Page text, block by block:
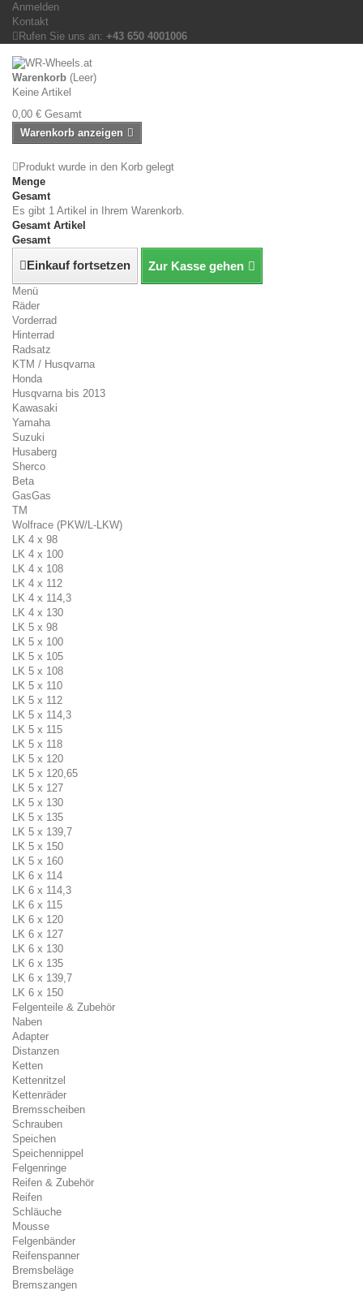
Anmelden
Kontakt
Rufen Sie uns an: +43 650 4001006
Warenkorb (Leer)
Keine Artikel
0,00 € Gesamt
Warenkorb anzeigen
Produkt wurde in den Korb gelegt
Menge
Gesamt
Es gibt 1 Artikel in Ihrem Warenkorb.
Gesamt Artikel
Gesamt
Einkauf fortsetzen Zur Kasse gehen
Menü
Räder
Vorderrad
Hinterrad
Radsatz
KTM / Husqvarna
Honda
Husqvarna bis 2013
Kawasaki
Yamaha
Suzuki
Husaberg
Sherco
Beta
GasGas
TM
Wolfrace (PKW/L-LKW)
LK 4 x 98
LK 4 x 100
LK 4 x 108
LK 4 x 112
LK 4 x 114,3
LK 4 x 130
LK 5 x 98
LK 5 x 100
LK 5 x 105
LK 5 x 108
LK 5 x 110
LK 5 x 112
LK 5 x 114,3
LK 5 x 115
LK 5 x 118
LK 5 x 120
LK 5 x 120,65
LK 5 x 127
LK 5 x 130
LK 5 x 135
LK 5 x 139,7
LK 5 x 150
LK 5 x 160
LK 6 x 114
LK 6 x 114,3
LK 6 x 115
LK 6 x 120
LK 6 x 127
LK 6 x 130
LK 6 x 135
LK 6 x 139,7
LK 6 x 150
Felgenteile & Zubehör
Naben
Adapter
Distanzen
Ketten
Kettenritzel
Kettenräder
Bremsscheiben
Schrauben
Speichen
Speichennippel
Felgenringe
Reifen & Zubehör
Reifen
Schläuche
Mousse
Felgenbänder
Reifenspanner
Bremsbeläge
Bremszangen